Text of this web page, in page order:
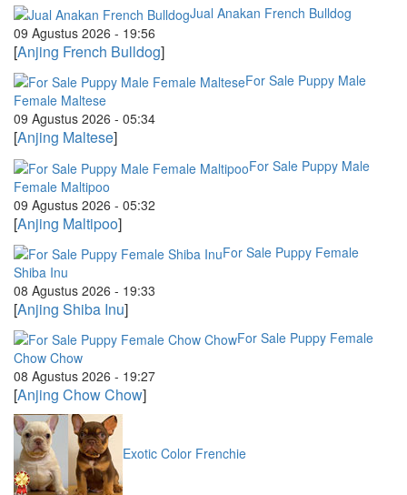
Jual Anakan French Bulldog
09 Agustus 2026 - 19:56
[Anjing French Bulldog]
For Sale Puppy Male
Female Maltese
09 Agustus 2026 - 05:34
[Anjing Maltese]
For Sale Puppy Male
Female Maltipoo
09 Agustus 2026 - 05:32
[Anjing Maltipoo]
For Sale Puppy Female
Shiba Inu
08 Agustus 2026 - 19:33
[Anjing Shiba Inu]
For Sale Puppy Female
Chow Chow
08 Agustus 2026 - 19:27
[Anjing Chow Chow]
Exotic Color Frenchie